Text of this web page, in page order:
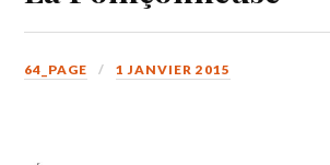
64_PAGE 1 JANVIER 2015